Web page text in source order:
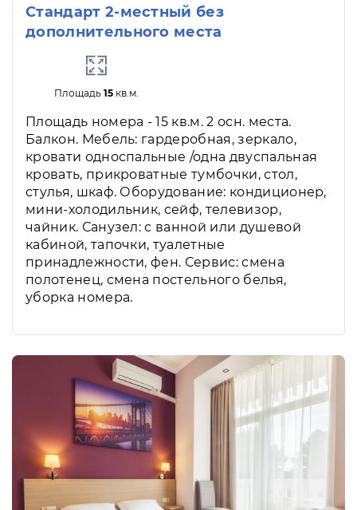
Стандарт 2-местный без
дополнительного места
Площадь 15кв.м.
Площадь номера - 15 кв.м. 2 осн. места.
Балкон. Мебель: гардеробная, зеркало,
кровати односпальные /одна двуспальная
кровать, прикроватные тумбочки, стол,
стулья, шкаф. Оборудование: кондиционер,
мини-холодильник, сейф, телевизор,
чайник. Санузел: с ванной или душевой
кабиной, тапочки, туалетные
принадлежности, фен. Сервис: смена
полотенец, смена постельного белья,
уборка номера.